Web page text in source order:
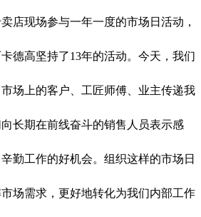
店现场参与一年一度的市场日活动，
德高坚持了13年的活动。今天，我们
场上的客户、工匠师傅、业主传递我
长期在前线奋斗的销售人员表示感
勤工作的好机会。组织这样的市场日
场需求，更好地转化为我们内部工作